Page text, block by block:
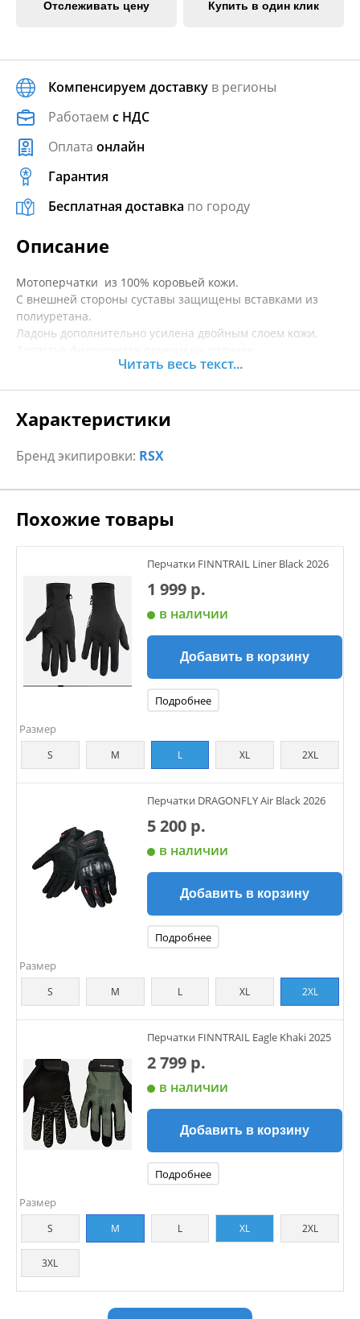
Отслеживать цену Купить в один клик
Компенсируем доставку в регионы
Работаем с НДС
Оплата онлайн
Гарантия
Бесплатная доставка по городу
Описание
Мотоперчатки из 100% коровьей кожи.
С внешней стороны суставы защищены вставками из
полиуретана.
Ладонь дополнительно усилена двойным слоем кожи.
Перфорация на внешней стороне перчаток помогает
позволяет пользоваться гаджетами с сенсорным экраном
не снимая перчаток. Практичный язычок на запястье для
удобного надевания перчаток.
Читать весь текст...
Характеристики
Бренд экипировки: RSX
Похожие товары
Перчатки FINNTRAIL Liner Black 2026
1 999 р.
в наличии
Добавить в корзину
Подробнее
Размер
S M L XL 2XL
Перчатки DRAGONFLY Air Black 2026
5 200 р.
в наличии
Добавить в корзину
Подробнее
Размер
S M L XL 2XL
Перчатки FINNTRAIL Eagle Khaki 2025
2 799 р.
в наличии
Добавить в корзину
Подробнее
Размер
S M L XL 2XL
3XL